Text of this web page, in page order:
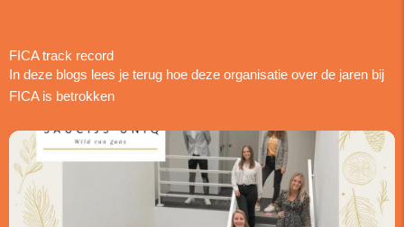
FICA track record
In deze blogs lees je terug hoe deze organisatie over de jaren bij
FICA is betrokken